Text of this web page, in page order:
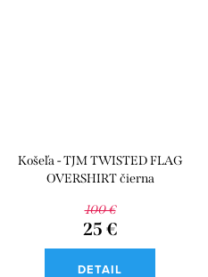
Košeľa - TJM TWISTED FLAG
OVERSHIRT čierna
100 €
25 €
DETAIL